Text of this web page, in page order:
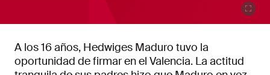
A los 16 años, Hedwiges Maduro tuvo la
oportunidad de firmar en el Valencia. La actitud